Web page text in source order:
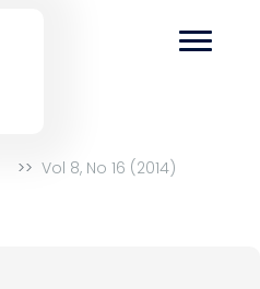
Vol 8, No 16 (2014)